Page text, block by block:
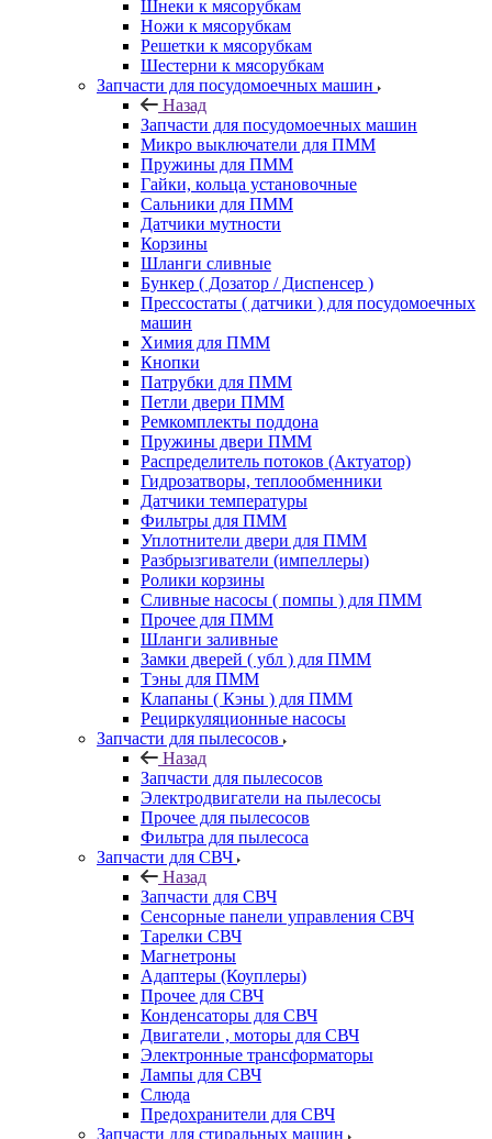
Шнеки к мясорубкам
Ножи к мясорубкам
Решетки к мясорубкам
Шестерни к мясорубкам
Запчасти для посудомоечных машин
Назад
Запчасти для посудомоечных машин
Микро выключатели для ПММ
Пружины для ПММ
Гайки, кольца установочные
Сальники для ПММ
Датчики мутности
Корзины
Шланги сливные
Бункер ( Дозатор / Диспенсер )
Прессостаты ( датчики ) для посудомоечных
машин
Химия для ПММ
Кнопки
Патрубки для ПММ
Петли двери ПММ
Ремкомплекты поддона
Пружины двери ПММ
Распределитель потоков (Актуатор)
Гидрозатворы, теплообменники
Датчики температуры
Фильтры для ПММ
Уплотнители двери для ПММ
Разбрызгиватели (импеллеры)
Ролики корзины
Сливные насосы ( помпы ) для ПММ
Прочее для ПММ
Шланги заливные
Замки дверей ( убл ) для ПММ
Тэны для ПММ
Клапаны ( Кэны ) для ПММ
Рециркуляционные насосы
Запчасти для пылесосов
Назад
Запчасти для пылесосов
Электродвигатели на пылесосы
Прочее для пылесосов
Фильтра для пылесоса
Запчасти для СВЧ
Назад
Запчасти для СВЧ
Сенсорные панели управления СВЧ
Тарелки СВЧ
Магнетроны
Адаптеры (Коуплеры)
Прочее для СВЧ
Конденсаторы для СВЧ
Двигатели , моторы для СВЧ
Электронные трансформаторы
Лампы для СВЧ
Слюда
Предохранители для СВЧ
Запчасти для стиральных машин